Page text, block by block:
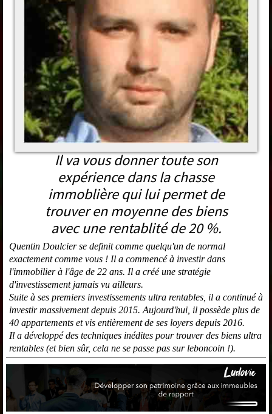
Il va vous donner toute son
expérience dans la chasse
immoblière qui lui permet de
trouver en moyenne des biens
avec une rentablité de 20 %.
Quentin Doulcier se definit comme quelqu'un de normal
exactement comme vous ! Il a commencé à investir dans
l'immobilier à l'âge de 22 ans. Il a créé une stratégie
d'investissement jamais vu ailleurs.
Suite à ses premiers investissements ultra rentables, il a continué à
investir massivement depuis 2015. Aujourd'hui, il possède plus de
40 appartements et vis entièrement de ses loyers depuis 2016.
Il a développé des techniques inédites pour trouver des biens ultra
rentables (et bien sûr, cela ne se passe pas sur leboncoin !).